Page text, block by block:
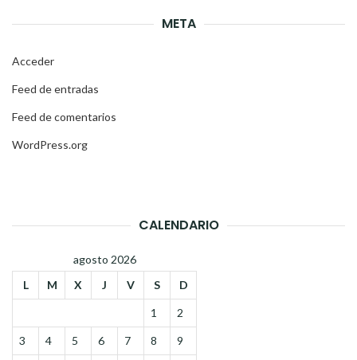
META
Acceder
Feed de entradas
Feed de comentarios
WordPress.org
CALENDARIO
agosto 2026
L
M X J V S D
1 2
3 4 5 6 7 8 9